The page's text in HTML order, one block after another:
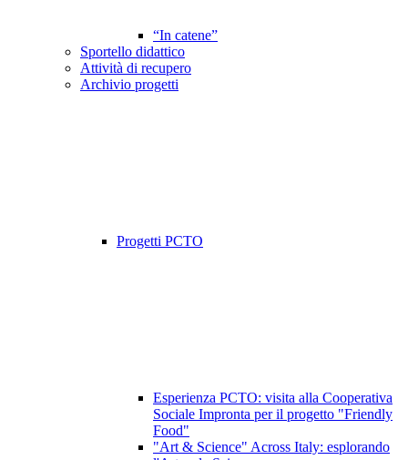
“In catene”
Sportello didattico
Attività di recupero
Archivio progetti
Progetti PCTO
Esperienza PCTO: visita alla Cooperativa
Sociale Impronta per il progetto "Friendly
Food"
"Art & Science" Across Italy: esplorando